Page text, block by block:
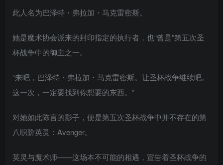
此人名为巴泽特・弗拉加・马克雷密斯。
她是魔术协会派来的封印指定的执行者，也“曾是”第五次圣
杯战争中的御主之一。
“来吧，巴泽特・弗拉加・马克雷密斯。让圣杯战争继续吧。
这一次，一定要找到你想要的东西。”
对她如此陈言的影子，便是第五次圣杯战争中并不存在的第
八职阶英灵：Avenger。
英灵与魔术师——这场本不可能的相遇，宣告着圣杯战争的